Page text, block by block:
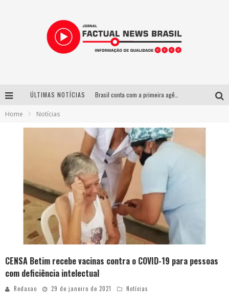
ÚLTIMAS NOTÍCIAS
Home Notícias
CENSA Betim recebe vacinas contra o COVID-19 para pessoas
com deficiência intelectual
Redacao 29 de janeiro de 2021 Notícias